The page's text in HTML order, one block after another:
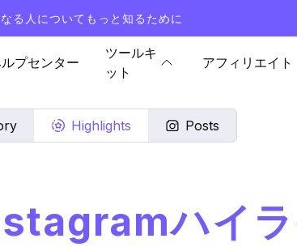
る人についてもっと知るために
プセンター
ツールキ
ット
アフィリエイト
Highlights Posts
ハイラ